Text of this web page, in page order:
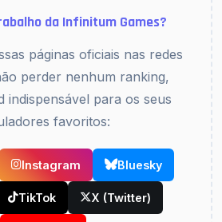
da Infinitum Games?
páginas oficiais nas redes
perder nenhum ranking,
indispensável para os seus
favoritos:
Instagram Bluesky
TikTok X (Twitter)